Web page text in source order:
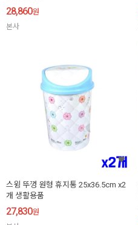
28,860원
본사
스윙 뚜껑 원형 휴지통 25x36.5cm x2
개 생활용품
27,830원